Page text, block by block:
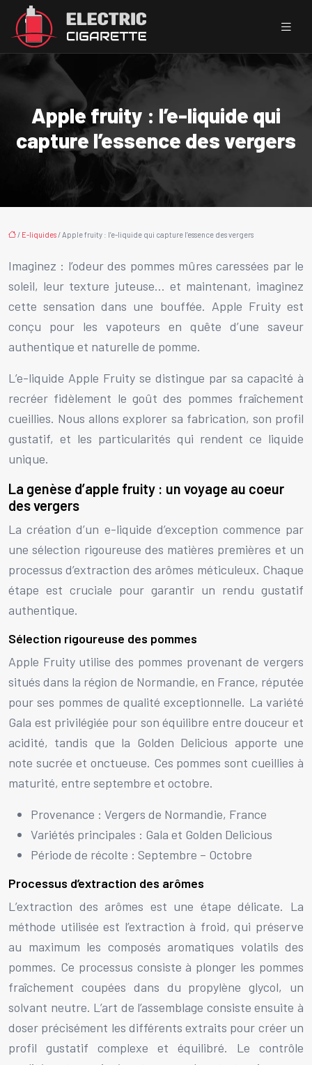
Apple fruity : l’e-liquide qui
capture l’essence des vergers
/ E-liquides/ Apple fruity : l’e-liquide qui capture l’essence des vergers
Imaginez : l’odeur des pommes mûres caressées par le
soleil, leur texture juteuse… et maintenant, imaginez
cette sensation dans une bouffée. Apple Fruity est
conçu pour les vapoteurs en quête d’une saveur
authentique et naturelle de pomme.
L’e-liquide Apple Fruity se distingue par sa capacité à
recréer fidèlement le goût des pommes fraîchement
cueillies. Nous allons explorer sa fabrication, son profil
gustatif, et les particularités qui rendent ce liquide
unique.
La genèse d’apple fruity : un voyage au coeur
des vergers
La création d’un e-liquide d’exception commence par
une sélection rigoureuse des matières premières et un
processus d’extraction des arômes méticuleux. Chaque
étape est cruciale pour garantir un rendu gustatif
authentique.
Sélection rigoureuse des pommes
Apple Fruity utilise des pommes provenant de vergers
situés dans la région de Normandie, en France, réputée
pour ses pommes de qualité exceptionnelle. La variété
Gala est privilégiée pour son équilibre entre douceur et
acidité, tandis que la Golden Delicious apporte une
note sucrée et onctueuse. Ces pommes sont cueillies à
maturité, entre septembre et octobre.
Provenance : Vergers de Normandie, France
Variétés principales : Gala et Golden Delicious
Période de récolte : Septembre – Octobre
Processus d’extraction des arômes
L’extraction des arômes est une étape délicate. La
méthode utilisée est l’extraction à froid, qui préserve
au maximum les composés aromatiques volatils des
pommes. Ce processus consiste à plonger les pommes
fraîchement coupées dans du propylène glycol, un
solvant neutre. L’art de l’assemblage consiste ensuite à
doser précisément les différents extraits pour créer un
profil gustatif complexe et équilibré. Le contrôle